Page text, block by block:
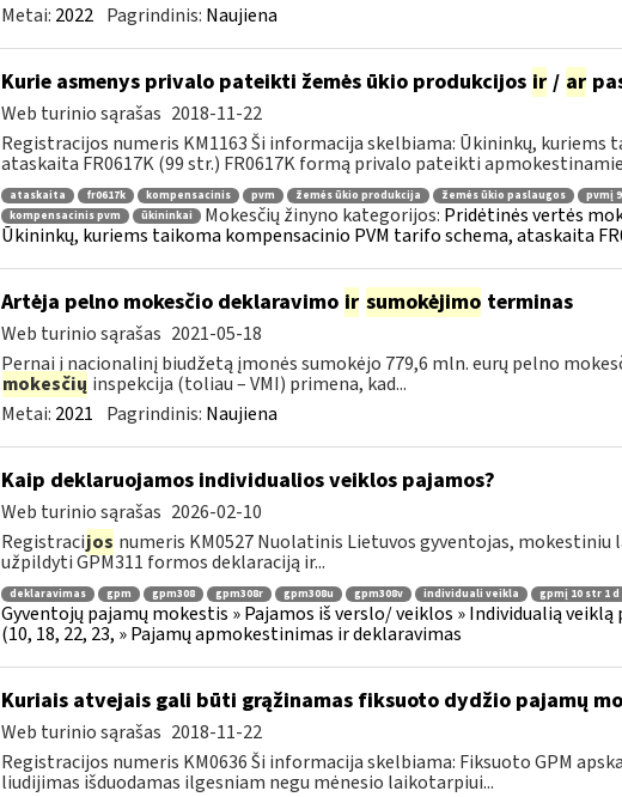
Metai: 2022 Pagrindinis: Naujiena
Kurie asmenys privalo pateikti žemės ūkio produkcijos ir/ ar
Web turinio sąrašas 2018-11-22
Registracijos numeris KM1163 Ši informacija skelbiama: Ūkininkų, kuriems
ataskaita FR0617K (99 str.) FR0617K formą privalo pateikti
ataskaita fr0617k kompensacinis pvm žemės ūkio produkcija žemės ūkio paslaugos pvmį
kompensacinis pvm
ūkininkai Mokesčių žinyno kategorijos: Pridėtinės vertės
Ūkininkų, kuriems taikoma kompensacinio PVM tarifo schema, ataskaita
Artėja pelno mokesčio deklaravimo ir sumokėjimo terminas
Web turinio sąrašas 2021-05-18
Pernai į nacionalinį biudžetą įmonės sumokėjo 779,6 mln. eurų pelno
mokesčių inspekcija (toliau – VMI) primena, kad...
Metai: 2021 Pagrindinis: Naujiena
Kaip deklaruojamos individualios veiklos pajamos?
Web turinio sąrašas 2026-02-10
Registracijos numeris KM0527 Nuolatinis Lietuvos gyventojas,
užpildyti GPM311 formos deklaraciją ir...
deklaravimas gpm gpm308 gpm308r gpm308u gpm308v individuali veikla gpmį 10 str 1 d
Gyventojų pajamų mokestis » Pajamos iš verslo/ veiklos » Individualią
(10, 18, 22, 23, » Pajamų apmokestinimas ir deklaravimas
Kuriais atvejais gali būti grąžinamas fiksuoto dydžio pajamų
Web turinio sąrašas 2018-11-22
Registracijos numeris KM0636 Ši informacija skelbiama: Fiksuoto GPM
liudijimas išduodamas ilgesniam negu mėnesio laikotarpiui...